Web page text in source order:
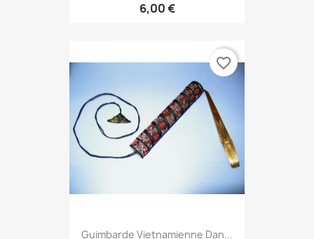
6,00 €
Guimbarde Vietnamienne Dan...
favorite_border